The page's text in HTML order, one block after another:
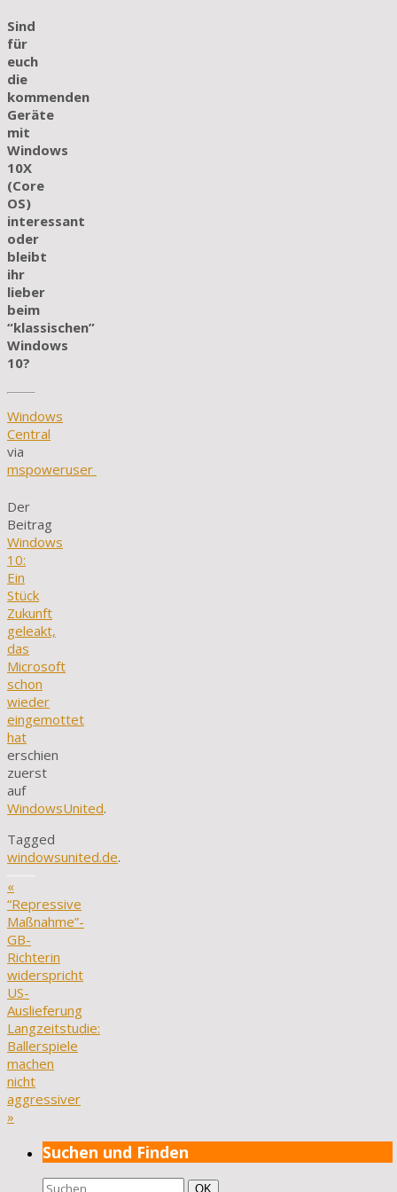
Sind
für
euch
die
kommenden
Geräte
mit
Windows
10X
(Core
OS)
interessant
oder
bleibt
ihr
lieber
beim
“klassischen”
Windows
10?
Windows
Central
via
mspoweruser
Der
Beitrag
Windows
10:
Ein
Stück
Zukunft
geleakt,
das
Microsoft
schon
wieder
eingemottet
hat
erschien
zuerst
auf
WindowsUnited.
Tagged
windowsunited.de.
«
“Repressive
Maßnahme”-
GB-
Richterin
widerspricht
US-
Auslieferung
Langzeitstudie:
Ballerspiele
machen
nicht
aggressiver
»
Suchen und Finden
Suchen
Suchen
OK